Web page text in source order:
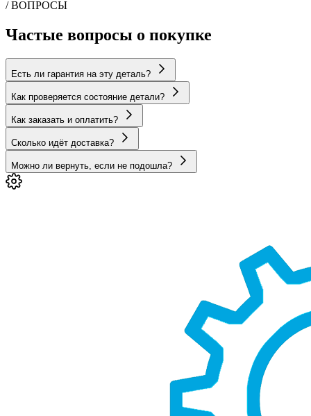
/ ВОПРОСЫ
Частые вопросы о покупке
Есть ли гарантия на эту деталь?
Как проверяется состояние детали?
Как заказать и оплатить?
Сколько идёт доставка?
Можно ли вернуть, если не подошла?